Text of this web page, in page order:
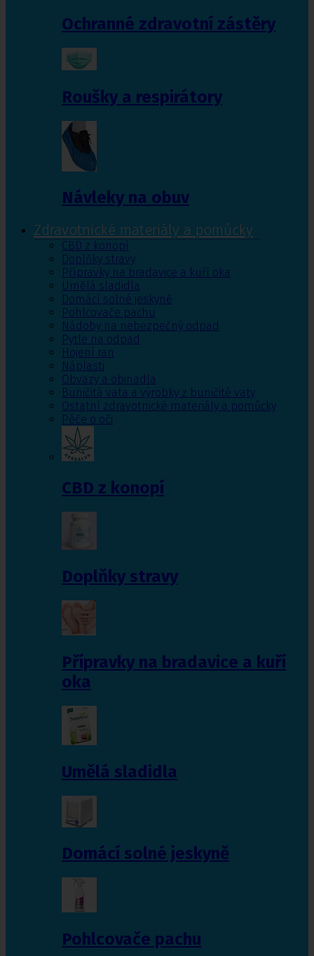
Ochranné zdravotní zástěry
Roušky a respirátory
Návleky na obuv
Zdravotnické materiály a pomůcky
CBD z konopí
Doplňky stravy
Přípravky na bradavice a kuří oka
Umělá sladidla
Domácí solné jeskyně
Pohlcovače pachu
Nádoby na nebezpečný odpad
Pytle na odpad
Hojení ran
Náplasti
Obvazy a obinadla
Buničitá vata a výrobky z buničité vaty
Ostatní zdravotnické materiály a pomůcky
Péče o oči
CBD z konopí
Doplňky stravy
Přípravky na bradavice a kuří
oka
Umělá sladidla
Domácí solné jeskyně
Pohlcovače pachu